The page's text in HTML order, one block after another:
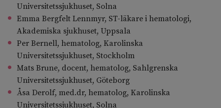
Universitetssjukhuset, Solna
Emma Bergfelt Lennmyr, ST-läkare i hematologi,
Akademiska sjukhuset, Uppsala
Per Bernell, hematolog, Karolinska
Universitetssjukhuset, Stockholm
Mats Brune, docent, hematolog, Sahlgrenska
Universitetssjukhuset, Göteborg
Åsa Derolf, med.dr, hematolog, Karolinska
Universitetssjukhuset, Solna